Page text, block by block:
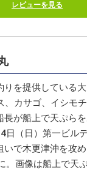
レビューを見る
りを提供している
、カサゴ、イシモ
長が船上で天ぷら
日（日）第一ビル
いで木更津沖を攻
画像は船上で天ぷ